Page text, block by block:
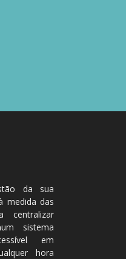
da sua
medida das
centralizar
sistema
em
hora